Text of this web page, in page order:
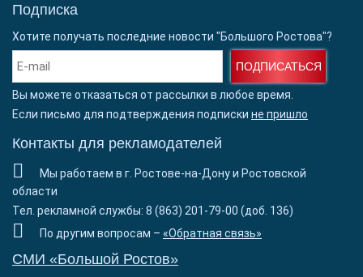
Подписка
Хотите получать последние новости "Большого Ростова"?
ПОДПИСАТЬСЯ
Вы можете отказаться от рассылки в любое время.
Если письмо для подтверждения подписки не пришло
Контакты для рекламодателей
Мы работаем в г. Ростове-на-Дону и Ростовской
области
Тел. рекламной службы: 8 (863) 201-79-00 (доб. 136)
По другим вопросам – «Обратная связь»
СМИ «Большой Ростов»